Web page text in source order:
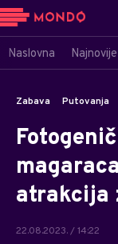
Naslovna Najnovije
Zabava Putovanja
atrakcija
22.08.2023. / 14:22